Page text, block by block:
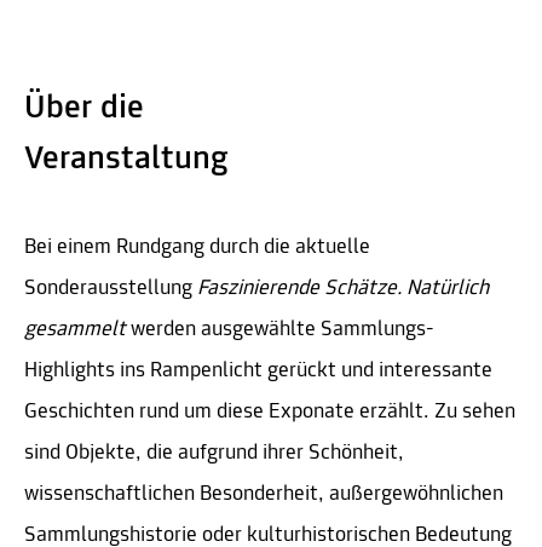
Über die
Veranstaltung
Bei einem Rundgang durch die aktuelle
Sonderausstellung Faszinierende Schätze. Natürlich
gesammeltwerden ausgewählte Sammlungs-
Highlights ins Rampenlicht gerückt und interessante
Geschichten rund um diese Exponate erzählt. Zu sehen
sind Objekte, die aufgrund ihrer Schönheit,
wissenschaftlichen Besonderheit, außergewöhnlichen
Sammlungshistorie oder kulturhistorischen Bedeutung